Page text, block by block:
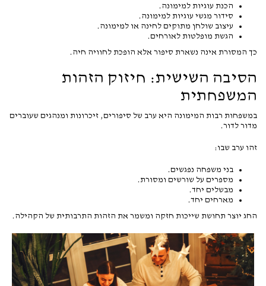
הכנת עוגיות למימונה.
סידור מגשי עוגיות למימונה.
עיצוב שולחן מתוקים לחינה או למימונה.
הגשת מופלטות לאורחים.
כך המסורת אינה נשארת סיפור אלא הופכת לחוויה חיה.
הסיבה השישית: חיזוק הזהות
המשפחתית
במשפחות רבות המימונה היא ערב של סיפורים, זיכרונות ומנהגים שעוברים
מדור לדור.
זהו ערב שבו:
בני משפחה נפגשים.
מספרים על שורשים ומסורת.
מבשלים יחד.
מארחים יחד.
החג יוצר תחושת שייכות חזקה ומשמר את הזהות התרבותית של הקהילה.